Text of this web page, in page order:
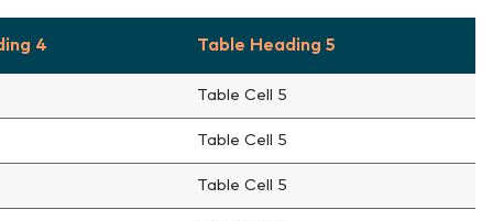
4 Table Heading 5
Table Cell 5
Table Cell 5
Table Cell 5